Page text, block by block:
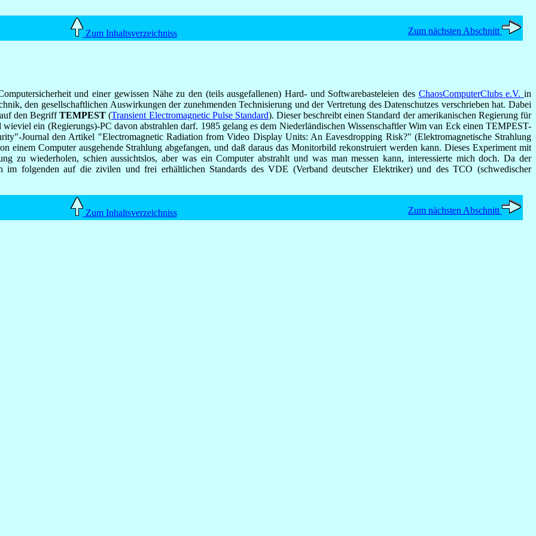
Zum Inhaltsverzeichniss Zum nächsten Abschnitt
und einer gewissen Nähe zu den (teils ausgefallenen) Hard- und Softwarebasteleien des ChaosComputerClubs e.V.in
den gesellschaftlichen Auswirkungen der zunehmenden Technisierung und der Vertretung des Datenschutzes verschrieben hat. Dabei
auf den BegriffTEMPEST(Transient Electromagnetic Pulse Standard). Dieser beschreibt einen Standard der amerikanischen Regierung für
ein (Regierungs)-PC davon abstrahlen darf. 1985 gelang es dem Niederländischen Wissenschaftler Wim van Eck einen TEMPEST-
Journal den Artikel "Electromagnetic Radiation from Video Display Units: An Eavesdropping Risk?" (Elektromagnetische Strahlung
Computer ausgehende Strahlung abgefangen, und daß daraus das Monitorbild rekonstruiert werden kann. Dieses Experiment mit
zu wiederholen, schien aussichtslos, aber was ein Computer abstrahlt und was man messen kann, interessierte mich doch. Da der
folgenden auf die zivilen und frei erhältlichen Standards des VDE (Verband deutscher Elektriker) und des TCO (schwedischer
Zum Inhaltsverzeichniss Zum nächsten Abschnitt